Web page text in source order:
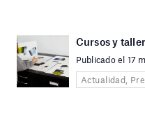
Cursos y
Publicado el 17
Actualidad,